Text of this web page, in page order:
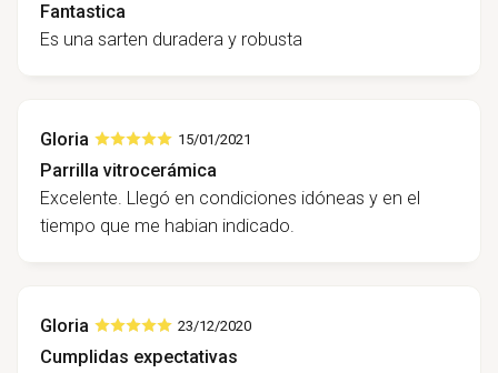
Fantastica
Es una sarten duradera y robusta
Gloria 15/01/2021
Parrilla vitrocerámica
Excelente. Llegó en condiciones idóneas y en el
tiempo que me habian indicado.
Gloria 23/12/2020
Cumplidas expectativas